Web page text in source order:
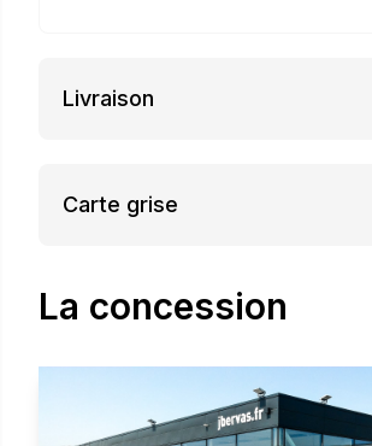
Livraison
Carte grise
La concession